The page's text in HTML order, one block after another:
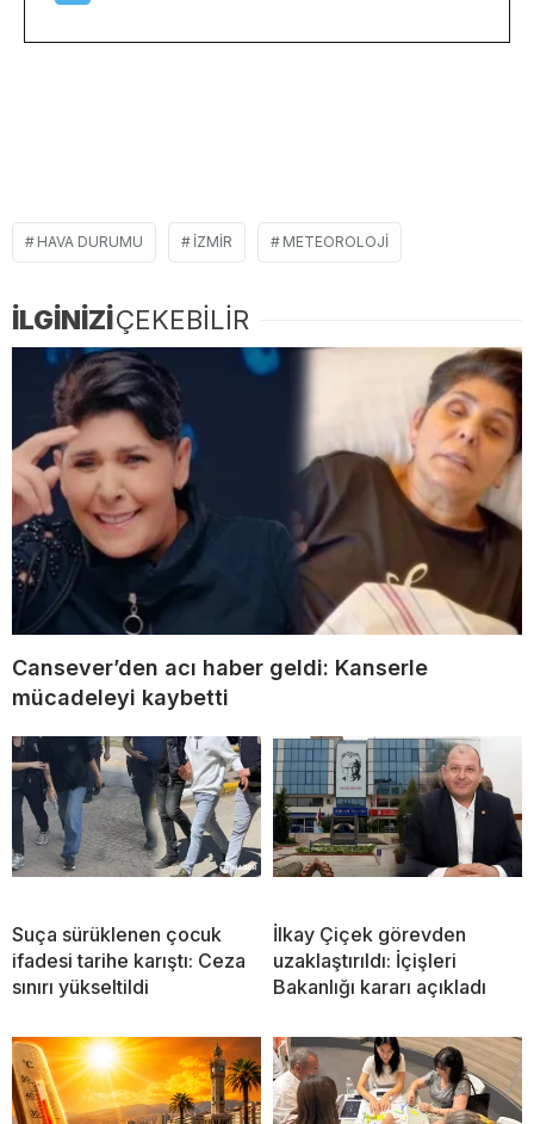
HAVA DURUMU İZMİR METEOROLOJİ
İLGİNİZİÇEKEBİLİR
Cansever’den acı haber geldi: Kanserle
mücadeleyi kaybetti
Suça sürüklenen çocuk
ifadesi tarihe karıştı: Ceza
sınırı yükseltildi
İlkay Çiçek görevden
uzaklaştırıldı: İçişleri
Bakanlığı kararı açıkladı